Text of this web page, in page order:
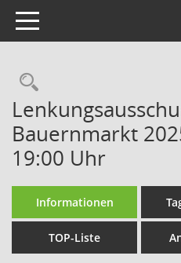
Toggle navigation
Bauernmarkt
19:00 Uhr
Informationen
TOP-Liste